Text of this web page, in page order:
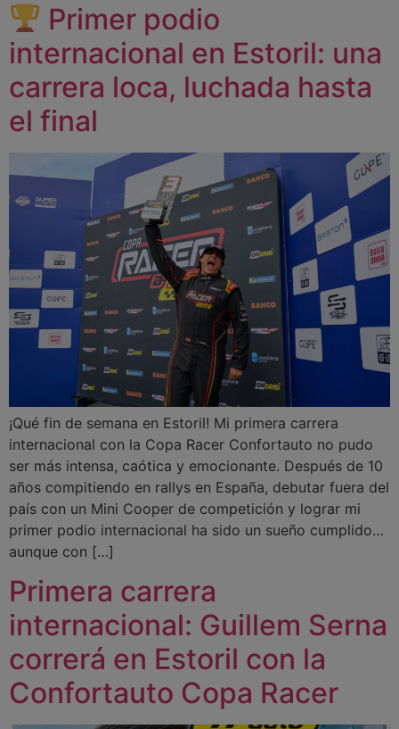
Primer podio
internacional en Estoril: una
carrera loca, luchada hasta
el final
¡Qué fin de semana en Estoril! Mi primera carrera
internacional con la Copa Racer Confortauto no pudo
ser más intensa, caótica y emocionante. Después de 10
años compitiendo en rallys en España, debutar fuera del
país con un Mini Cooper de competición y lograr mi
primer podio internacional ha sido un sueño cumplido…
aunque con […]
Primera carrera
internacional: Guillem Serna
correrá en Estoril con la
Confortauto Copa Racer